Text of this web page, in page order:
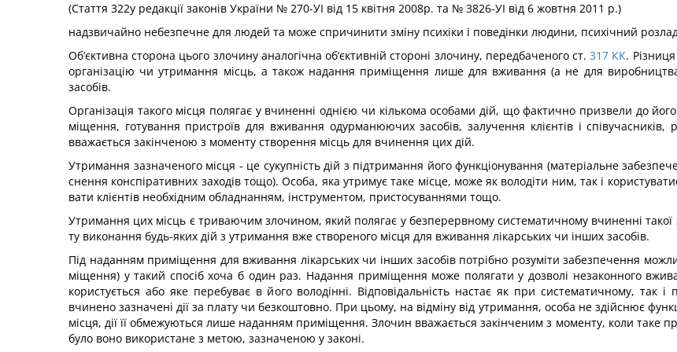
(Стаття 322у редакції законів України № 270-УІ від 15 квітня 2008р. та № 3826-УІ від 6 жовтня 2011 р.)
надзвичайно небезпечне для людей та може спричинити зміну психіки і поведінки людини, психічний
Об’єктивна сторона цього злочину аналогічна об’єктивній стороні злочину, передбаченого ст. 317 КК.
організацію чи утримання місць, а також надання приміщення лише для вживання (а не для
засобів.
Організація такого місця полягає у вчиненні однією чи кількома особами дій, що фактично призвели до
міщення, готування пристроїв для вживання одурманюючих засобів, залучення клі­єнтів і співучасників,
вважа­ється закінченою з моменту створення місць для вчинення цих дій.
Утримання зазначеного місця - це сукупність дій з підтримання його функціону­вання (матеріальне
снення конспіративних заходів тощо). Особа, яка утримує таке місце, може як воло­діти ним, так і
вати клієнтів необхідним обладнанням, інструментом, пристосуваннями тощо.
Утримання цих місць є триваючим злочином, який полягає у безперервному сис­тематичному вчиненні
ту виконання будь-яких дій з утримання вже створеного місця для вживання лікарських чи інших засобів.
Під наданням приміщення для вживання лікарських чи інших засобів потрібно розуміти забезпечення
міщення) у такий спосіб хоча б один раз. Надання приміщення може полягати у до­зволі незаконного
корис­тується або яке перебуває в його володінні. Відповідальність настає як при система­тичному,
вчинено зазна­чені дії за плату чи безкоштовно. При цьому, на відміну від утримання, особа не здійснює
місця, дії її обмежуються лише наданням приміщення. Злочин вважається закінченим з моменту, коли таке
було воно ви­користане з метою, зазначеною у законі.